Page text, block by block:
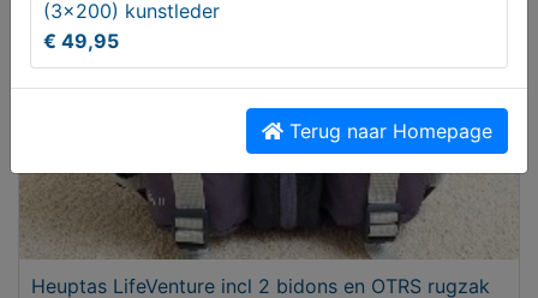
Heuptas LifeVenture incl 2 bidons en OTRS rugzak
(3x200) kunstleder
€ 49,95
Terug naar Homepage